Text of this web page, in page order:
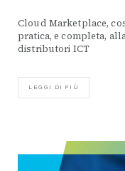
Cloud Marketplace,
pratica, e completa,
distributori ICT
LEGGI DI PIÙ